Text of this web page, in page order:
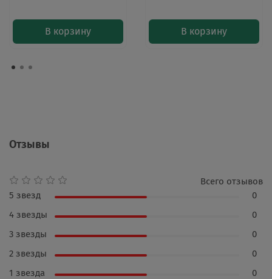
В корзину В корзину
Отзывы
Всего отзывов
5 звезд
0
4 звезды
0
3 звезды
0
2 звезды
0
1 звезда
0